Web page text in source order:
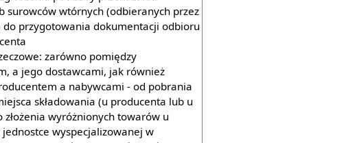
surowców wtórnych (odbieranych przez
do przygotowania dokumentacji odbioru
zarówno pomiędzy
a jego dostawcami, jak również
a nabywcami - od pobrania
składowania (u producenta lub u
złożenia wyróżnionych towarów u
jednostce wyspecjalizowanej w